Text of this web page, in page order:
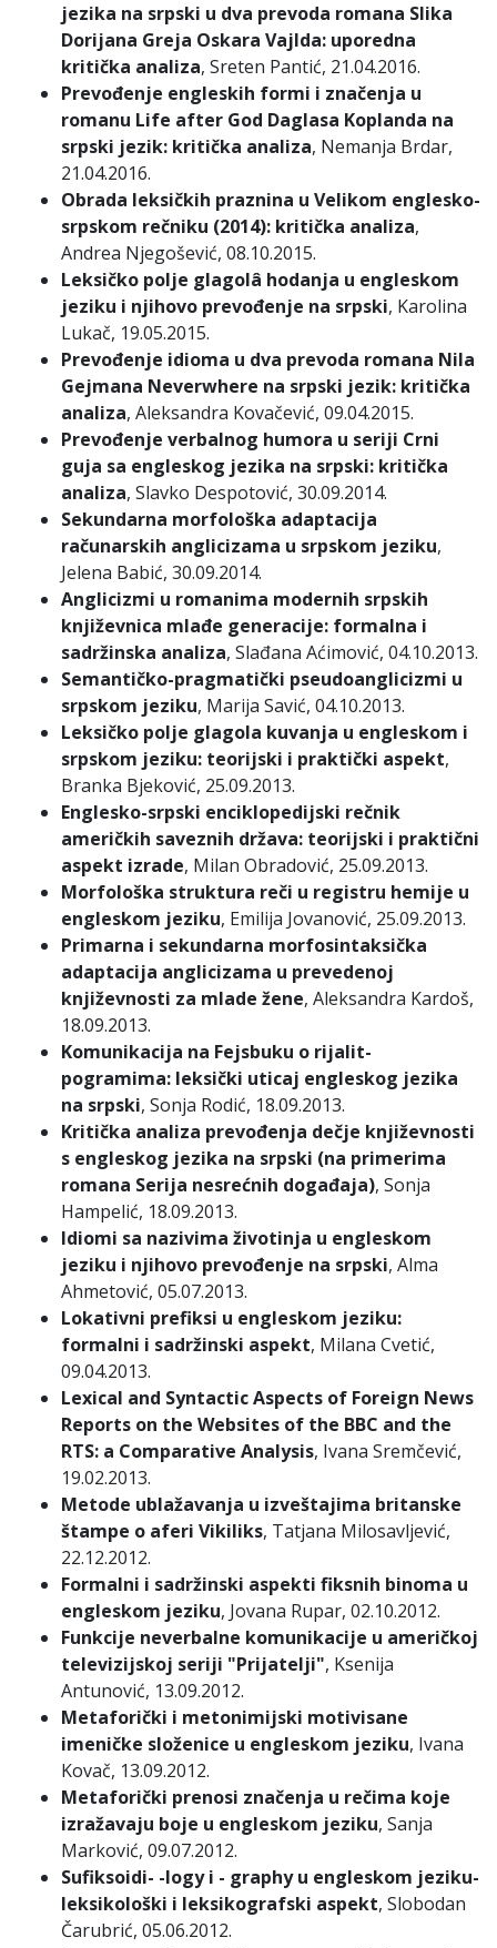
jezika na srpski u dva prevoda romana Slika
Dorijana Greja Oskara Vajlda: uporedna
kritička analiza, Sreten Pantić, 21.04.2016.
Prevođenje engleskih formi i značenja u
romanu Life after God Daglasa Koplanda na
srpski jezik: kritička analiza, Nemanja Brdar,
21.04.2016.
Obrada leksičkih praznina u Velikom englesko-
srpskom rečniku (2014): kritička analiza,
Andrea Njegošević, 08.10.2015.
Leksičko polje glagolâ hodanja u engleskom
jeziku i njihovo prevođenje na srpski, Karolina
Lukač, 19.05.2015.
Prevođenje idioma u dva prevoda romana Nila
Gejmana Neverwhere na srpski jezik: kritička
analiza, Aleksandra Kovačević, 09.04.2015.
Prevođenje verbalnog humora u seriji Crni
guja sa engleskog jezika na srpski: kritička
analiza, Slavko Despotović, 30.09.2014.
Sekundarna morfološka adaptacija
računarskih anglicizama u srpskom jeziku,
Jelena Babić, 30.09.2014.
Anglicizmi u romanima modernih srpskih
književnica mlađe generacije: formalna i
sadržinska analiza, Slađana Aćimović, 04.10.2013.
Semantičko-pragmatički pseudoanglicizmi u
srpskom jeziku, Marija Savić, 04.10.2013.
Leksičko polje glagola kuvanja u engleskom i
srpskom jeziku: teorijski i praktički aspekt,
Branka Bjeković, 25.09.2013.
Englesko-srpski enciklopedijski rečnik
američkih saveznih država: teorijski i praktični
aspekt izrade, Milan Obradović, 25.09.2013.
Morfološka struktura reči u registru hemije u
engleskom jeziku, Emilija Jovanović, 25.09.2013.
Primarna i sekundarna morfosintaksička
adaptacija anglicizama u prevedenoj
književnosti za mlade žene, Aleksandra Kardoš,
18.09.2013.
Komunikacija na Fejsbuku o rijalit-
pogramima: leksički uticaj engleskog jezika
na srpski, Sonja Rodić, 18.09.2013.
Kritička analiza prevođenja dečje književnosti
s engleskog jezika na srpski (na primerima
romana Serija nesrećnih događaja), Sonja
Hampelić, 18.09.2013.
Idiomi sa nazivima životinja u engleskom
jeziku i njihovo prevođenje na srpski, Alma
Ahmetović, 05.07.2013.
Lokativni prefiksi u engleskom jeziku:
formalni i sadržinski aspekt, Milana Cvetić,
09.04.2013.
Lexical and Syntactic Aspects of Foreign News
Reports on the Websites of the BBC and the
RTS: a Comparative Analysis, Ivana Sremčević,
19.02.2013.
Metode ublažavanja u izveštajima britanske
štampe o aferi Vikiliks, Tatjana Milosavljević,
22.12.2012.
Formalni i sadržinski aspekti fiksnih binoma u
engleskom jeziku, Jovana Rupar, 02.10.2012.
Funkcije neverbalne komunikacije u američkoj
televizijskoj seriji "Prijatelji", Ksenija
Antunović, 13.09.2012.
Metaforički i metonimijski motivisane
imeničke složenice u engleskom jeziku, Ivana
Kovač, 13.09.2012.
Metaforički prenosi značenja u rečima koje
izražavaju boje u engleskom jeziku, Sanja
Marković, 09.07.2012.
Sufiksoidi- -logy i - graphy u engleskom jeziku-
leksikološki i leksikografski aspekt, Slobodan
Čarubrić, 05.06.2012.